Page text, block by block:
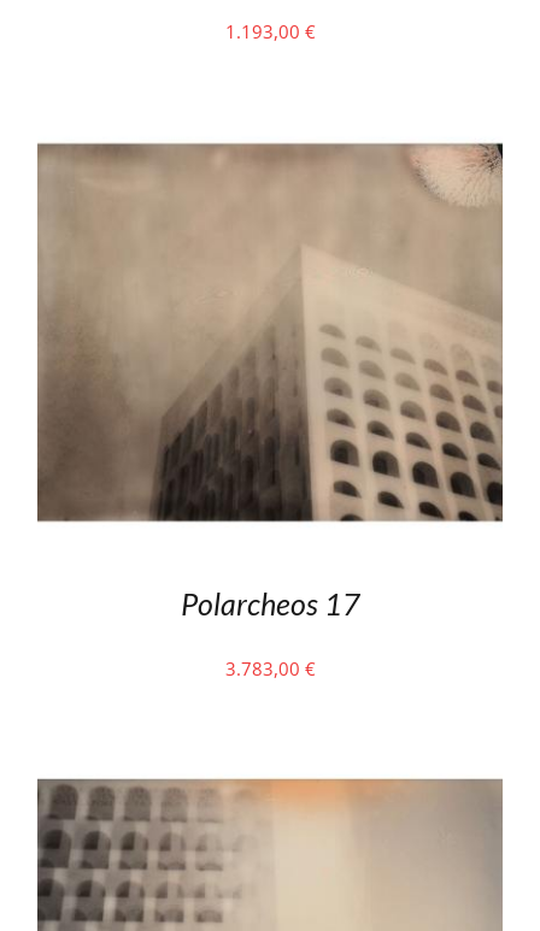
1.193,00 €
Polarcheos 17
3.783,00 €